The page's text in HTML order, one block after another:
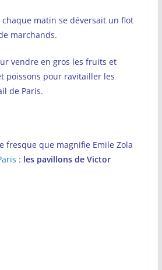
chaque matin se déversait un flot
marchands.
vendre en gros les fruits et
poissons pour ravitailler les
de Paris.
fresque que magnifie Emile Zola
: les pavillons de Victor